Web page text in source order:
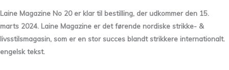
Laine Magazine No 20 er klar til bestilling, der udkommer den 15.
marts 2024. Laine Magazine er det førende nordiske strikke- &
livsstilsmagasin, som er en stor succes blandt strikkere internationalt.
engelsk tekst.